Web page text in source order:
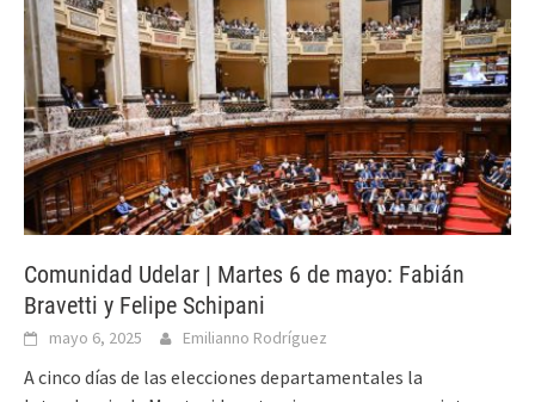
Comunidad Udelar | Martes 6 de mayo: Fabián
Bravetti y Felipe Schipani
mayo 6, 2025 Emilianno Rodríguez
A cinco días de las elecciones departamentales la